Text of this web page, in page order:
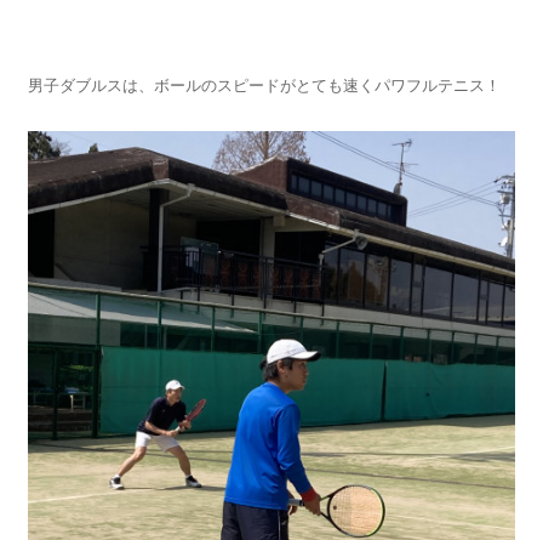
男子ダブルスは、ボールのスピードがとても速くパワフルテニス！